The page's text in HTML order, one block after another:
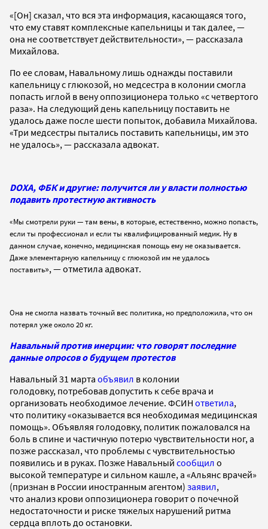
«[Он] сказал, что вся эта информация, касающаяся того,
что ему ставят комплексные капельницы и так далее, —
она не соответствует действительности», — рассказала
Михайлова.
По ее словам, Навальному лишь однажды поставили
капельницу с глюкозой, но медсестра в колонии смогла
попасть иглой в вену оппозиционера только «с четвертого
раза». На следующий день капельницу поставить не
удалось даже после шести попыток, добавила Михайлова.
«Три медсестры пытались поставить капельницы, им это
не удалось», — рассказала адвокат.
DOXA, ФБК и другие: получится ли у власти полностью
подавить протестную активность
«Мы смотрели руки — там вены, в которые, естественно, можно попасть,
если ты профессионал и если ты квалифицированный медик. Ну в
данном случае, конечно, медицинская помощь ему не оказывается.
Даже элементарную капельницу с глюкозой им не удалось
поставить», — отметила адвокат.
Она не смогла назвать точный вес политика, но предположила, что он
потерял уже около 20 кг.
Навальный против инерции: что говорят последние
данные опросов о будущем протестов
Навальный 31 марта объявил в колонии
голодовку, потребовав допустить к себе врача и
организовать необходимое лечение. ФСИН ответила,
что политику «оказывается вся необходимая медицинская
помощь». Объявляя голодовку, политик пожаловался на
боль в спине и частичную потерю чувствительности ног, а
позже рассказал, что проблемы с чувствительностью
появились и в руках. Позже Навальный сообщил о
высокой температуре и сильном кашле, а «Альянс врачей»
(признан в России иностранным агентом) заявил,
что анализ крови оппозиционера говорит о почечной
недостаточности и риске тяжелых нарушений ритма
сердца вплоть до остановки.